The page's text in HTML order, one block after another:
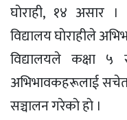
घाेराही, १४ असार
विद्यालय घाेराहीले
विद्यालयले कक्षा ५
अभिभावकहरूलाई
सञ्चालन गरेकाे हाे ।